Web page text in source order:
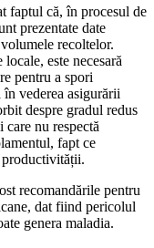
faptul că, în procesul de
prezentate date
recoltelor.
este necesară
pentru a spori
vederea asigurării
despre gradul redus
nu respectă
fapt ce
productivității.
recomandările pentru
dat fiind pericolul
genera maladia.